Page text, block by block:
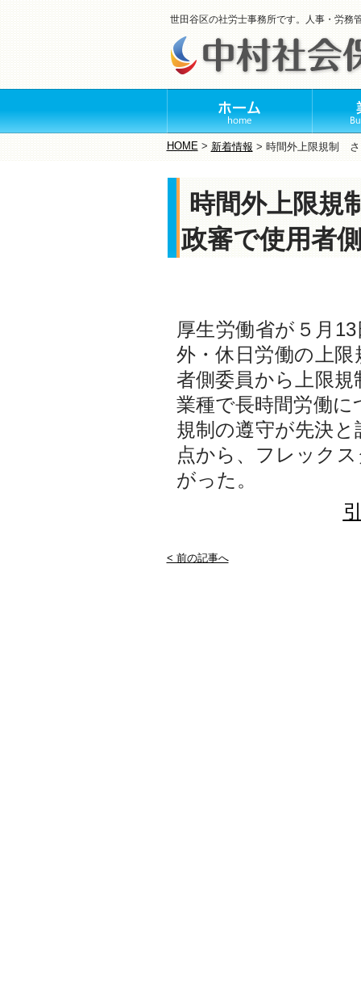
世田谷区の社労士事務所です。人事・労務
HOME> 新着情報 > 時間外上限規制
時間外上限
政審で使用者
厚生労働省が５月
外・休日労働の上
者側委員から上限
業種で長時間労働
規制の遵守が先決
点から、フレック
がった。
< 前の記事へ